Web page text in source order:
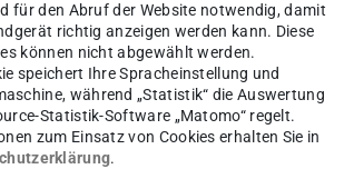
und Decken zusätzliche
die Geräusche aus dem
werden.
für den Abruf der Website notwendig, damit
richtig anzeigen werden kann. Diese
können nicht abgewählt werden.
speichert Ihre Spracheinstellung und
während „Statistik“ die Auswertung
Statistik-Software „Matomo“ regelt.
zum Einsatz von Cookies erhalten Sie in
.